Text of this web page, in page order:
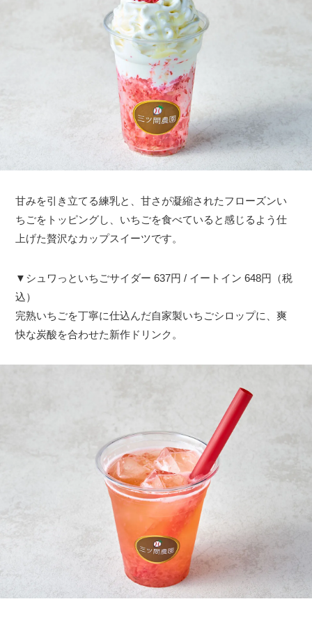
甘みを引き立てる練乳と、甘さが凝縮されたフローズンい
ちごをトッピングし、いちごを食べていると感じるよう仕
上げた贅沢なカップスイーツです。
▼シュワっといちごサイダー 637円 / イートイン 648円（税
込）
完熟いちごを丁寧に仕込んだ自家製いちごシロップに、爽
快な炭酸を合わせた新作ドリンク。